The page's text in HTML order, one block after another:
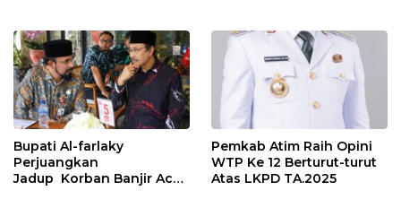
Bupati Al-farlaky
Perjuangkan
Jadup Korban Banjir Aceh
Pemkab Atim Raih Opini
WTP Ke 12 Berturut-turut
Atas LKPD TA.2025